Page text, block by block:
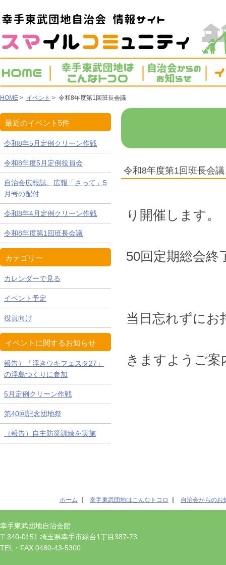
HOME > イベント > 令和8年度第1回班長会議
最近のイベント5件
令和8年5月定例クリーン作戦
令和8年度5月定例役員会
自治会広報誌、広報「さって」5
月号の配付
令和8年4月定例クリーン作戦
令和8年度第1回班長会議
カテゴリー
カレンダーで見る
イベント予定
役員向け
イベントに関するお知らせ
報告）「浮きウキフェスタ27」
の浮島つくりに参加
5月定例クリーン作戦
第40回記念団地祭
（報告）自主防災訓練を実施
令和8年度第1回班長会議
り開催します。
50回定期総会終
当日忘れずにお
きますようご案
ホーム 幸手東武団地はこんなトコロ 自治会からのお
幸手東武団地自治会館
〒340-0151 埼玉県幸手市緑台1丁目387-73
TEL・FAX 0480-43-5300